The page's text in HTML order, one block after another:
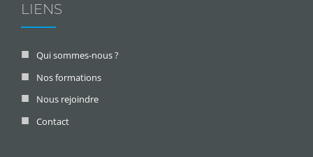
LIENS
Qui sommes-nous ?
Nos formations
Nous rejoindre
Contact